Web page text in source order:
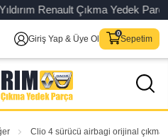
Renault Çıkma Yedek
Giriş Yap & Üye Ol Sepetim
Clio 4 sürücü airbagi orijinal çıkma